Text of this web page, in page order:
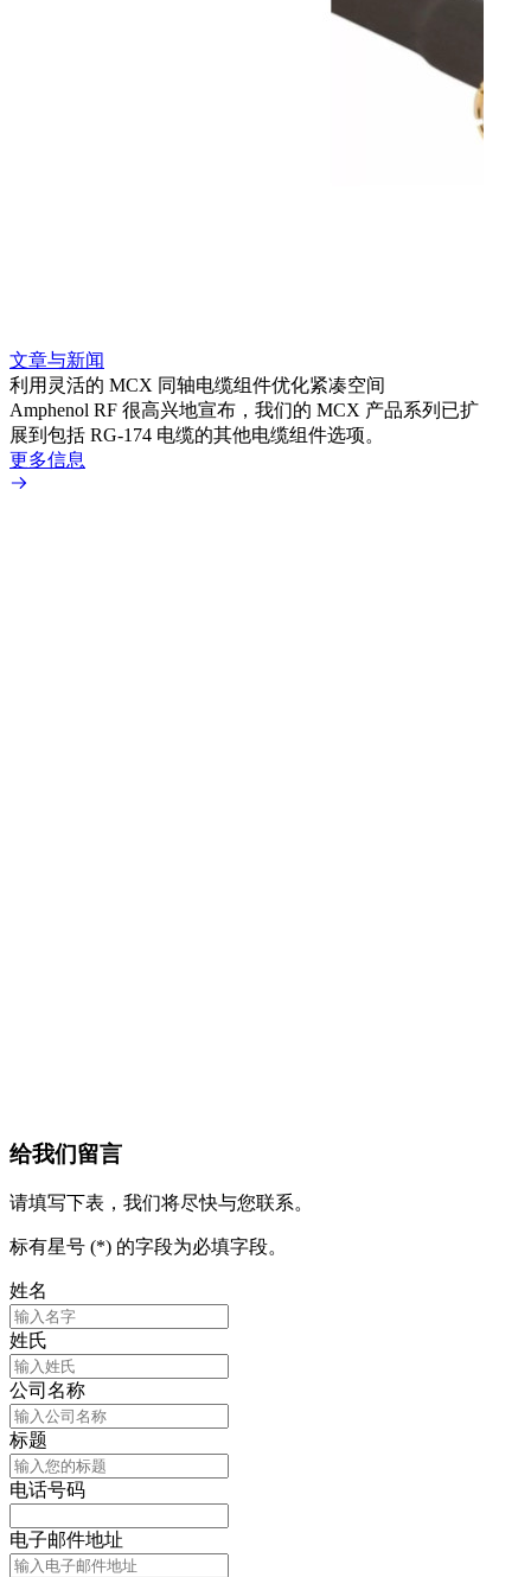
文章与新闻
利用灵活的 MCX 同轴电缆组件优化紧凑空间
Amphenol RF 很高兴地宣布，我们的 MCX 产品系列已扩
展到包括 RG-174 电缆的其他电缆组件选项。
更多信息
给我们留言
请填写下表，我们将尽快与您联系。
标有星号 (*) 的字段为必填字段。
姓名
姓氏
公司名称
标题
电话号码
电子邮件地址